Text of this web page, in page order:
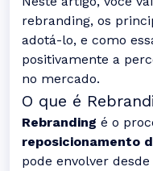
rebranding, os
adotá-lo, e como
positivamente a
no mercado.
O que é
Rebranding é o
reposicionamento
pode envolver